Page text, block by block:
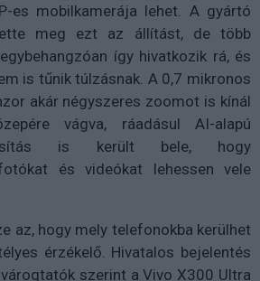
es mobilkamerája lehet. A gyártó
meg ezt az állítást, de több
így hivatkozik rá, és
is tűnik túlzásnak. A 0,7 mikronos
akár négyszeres zoomot is kínál
vágva, ráadásul AI-alapú
is került bele, hogy
és videókat lehessen vele
az, hogy mely telefonokba kerülhet
érzékelő. Hivatalos bejelentés
szerint a Vivo X300 Ultra